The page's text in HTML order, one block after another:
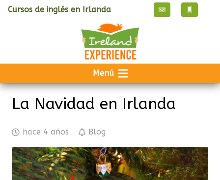
Cursos de inglés en Irlanda
Menú
La Navidad en Irlanda
hace 4 años Blog